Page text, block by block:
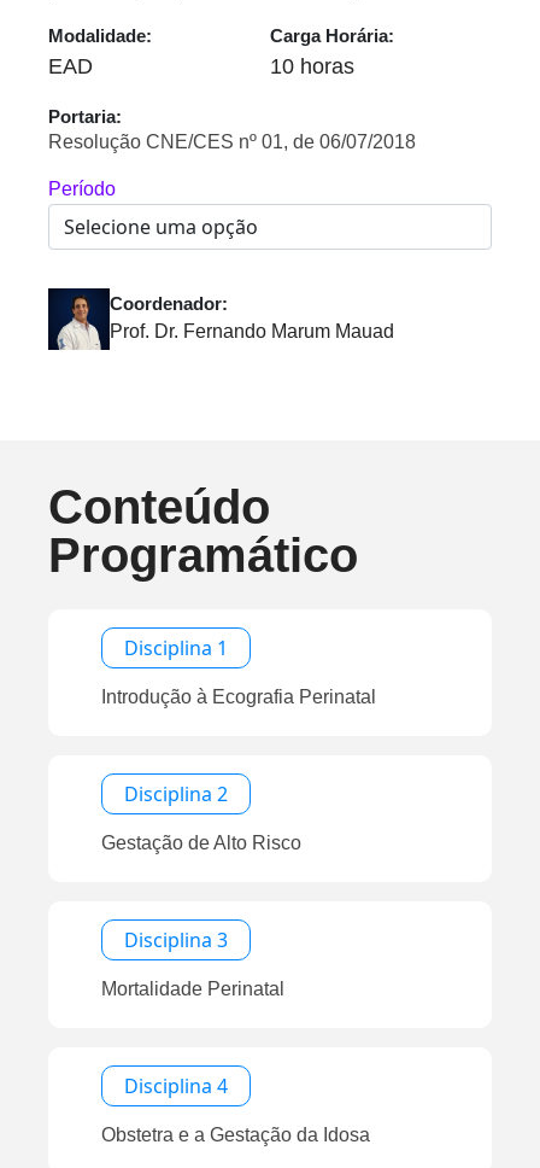
Modalidade:
EAD
Carga Horária:
10 horas
Portaria:
Resolução CNE/CES nº 01, de 06/07/2018
Período
Coordenador:
Prof. Dr. Fernando Marum Mauad
Conteúdo
Programático
Disciplina 1
Introdução à Ecografia Perinatal
Disciplina 2
Gestação de Alto Risco
Disciplina 3
Mortalidade Perinatal
Disciplina 4
Obstetra e a Gestação da Idosa